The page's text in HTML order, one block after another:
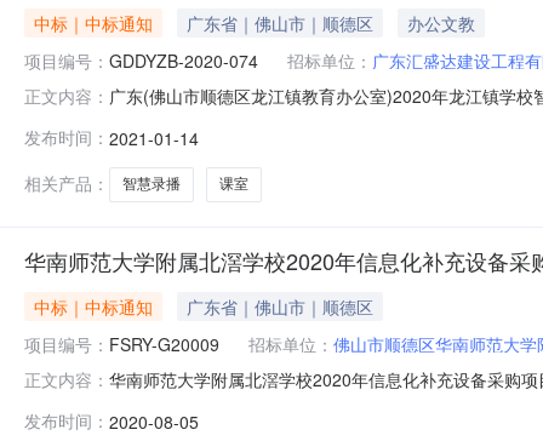
中标｜中标通知 广东省｜佛山市｜顺德区
办公文教
项目编号： GDDYZB-2020-074 招标单位： 广东汇盛达建设工程
正文内容： 广东(佛山市顺德区龙江镇教育办公室)2020年龙江镇学
中标公告，所属区域：广东-佛山-顺德区，所属行业分类
发布时间： 2021-01-14
相关产品：
智慧录播 课室
华南师范大学附属北滘学校2020年信息化补充设备采
中标｜中标通知
广东省｜佛山市｜顺德区
项目编号： FSRY-G20009 招标单位： 佛山市顺德区华南师范大
正文内容： 华南师范大学附属北滘学校2020年信息化补充设备采购
G20009)中标公告品目采购单位佛山市顺德区华南师范
发布时间： 2020-08-05